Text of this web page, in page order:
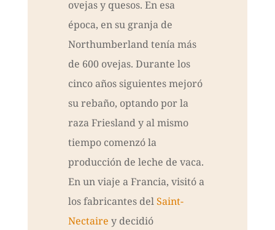
ovejas y quesos. En esa
época, en su granja de
Northumberland tenía más
de 600 ovejas. Durante los
cinco años siguientes mejoró
su rebaño, optando por la
raza Friesland y al mismo
tiempo comenzó la
producción de leche de vaca.
En un viaje a Francia, visitó a
los fabricantes delSaint-
Nectaire y decidió